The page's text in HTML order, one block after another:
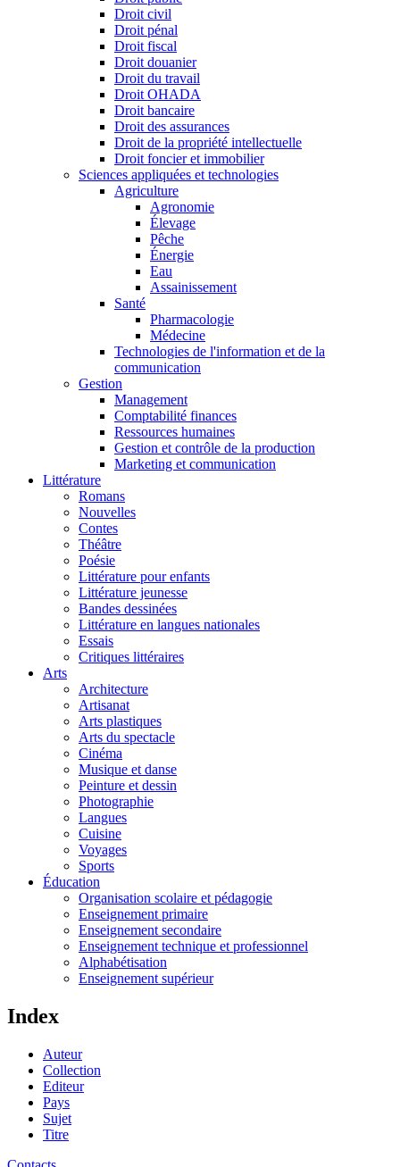
Droit civil
Droit pénal
Droit fiscal
Droit douanier
Droit du travail
Droit OHADA
Droit bancaire
Droit des assurances
Droit de la propriété intellectuelle
Droit foncier et immobilier
Sciences appliquées et technologies
Agriculture
Agronomie
Élevage
Pêche
Énergie
Eau
Assainissement
Santé
Pharmacologie
Médecine
Technologies de l'information et de la
communication
Gestion
Management
Comptabilité finances
Ressources humaines
Gestion et contrôle de la production
Marketing et communication
Littérature
Romans
Nouvelles
Contes
Théâtre
Poésie
Littérature pour enfants
Littérature jeunesse
Bandes dessinées
Littérature en langues nationales
Essais
Critiques littéraires
Arts
Architecture
Artisanat
Arts plastiques
Arts du spectacle
Cinéma
Musique et danse
Peinture et dessin
Photographie
Langues
Cuisine
Voyages
Sports
Éducation
Organisation scolaire et pédagogie
Enseignement primaire
Enseignement secondaire
Enseignement technique et professionnel
Alphabétisation
Enseignement supérieur
Index
Auteur
Collection
Editeur
Pays
Sujet
Titre